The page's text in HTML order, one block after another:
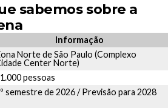
sabemos sobre a
Informação
Norte de São Paulo (Complexo
Center Norte)
pessoas
semestre de 2026 / Previsão para 2028